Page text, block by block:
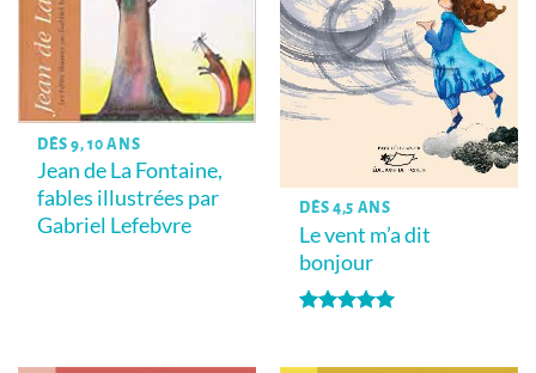
DÈS 9, 10 ANS
Jean de La Fontaine,
fables illustrées par
Gabriel Lefebvre
DÈS 4,5 ANS
Le vent m’a dit
bonjour